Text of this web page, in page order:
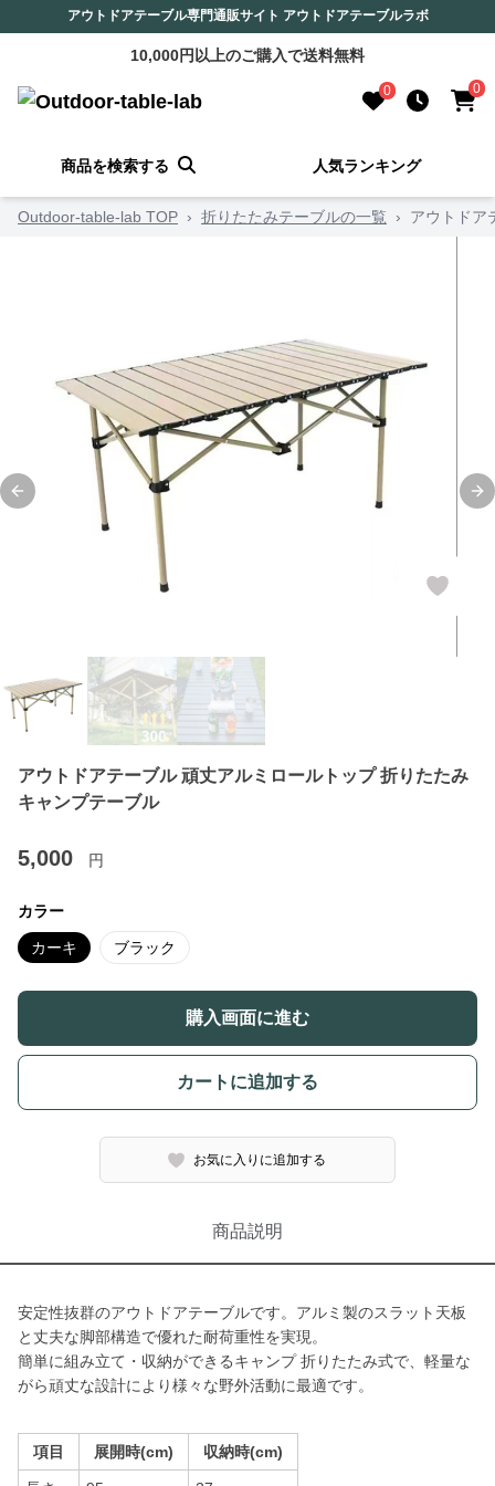
アウトドアテーブル専門通販サイト アウトドアテーブルラボ
10,000円以上のご購入で送料無料
0 0
商品を検索する 人気ランキング
Outdoor-table-lab TOP › 折りたたみテーブルの一覧 › アウトドア
Previous slide
アウトドアテーブル 頑丈アルミロールトップ 折りたたみ
キャンプテーブル
5,000 円
カラー
カーキ ブラック
購入画面に進む
カートに追加する
お気に入りに追加する
商品説明
安定性抜群のアウトドアテーブルです。アルミ製のスラット天板
と丈夫な脚部構造で優れた耐荷重性を実現。
簡単に組み立て・収納ができるキャンプ 折りたたみ式で、軽量な
がら頑丈な設計により様々な野外活動に最適です。
項目 展開時(cm) 収納時(cm)